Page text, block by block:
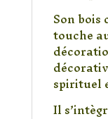
Son
touche
spirituel
Il